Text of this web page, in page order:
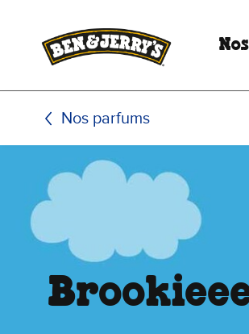
Nos parfums